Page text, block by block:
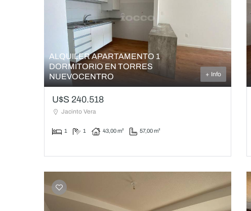
ALQUILER APARTAMENTO 1
DORMITORIO EN TORRES
NUEVOCENTRO
+ Info
U$S 240.518
Jacinto Vera
1 1 43,00 m² 57,00 m²